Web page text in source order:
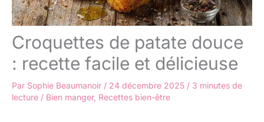
Croquettes de patate douce
: recette facile et délicieuse
Par Sophie Beaumanoir / 24 décembre 2025 / 3 minutes de
lecture / Bien manger, Recettes bien-être